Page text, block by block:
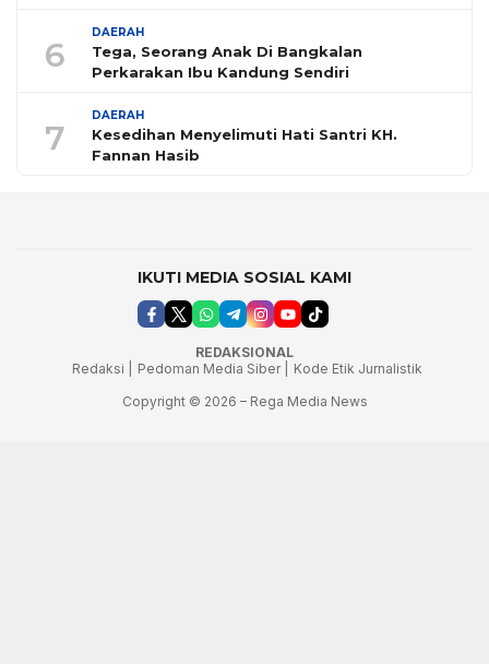
6
DAERAH
Tega, Seorang Anak Di Bangkalan
Perkarakan Ibu Kandung Sendiri
7
DAERAH
Kesedihan Menyelimuti Hati Santri KH.
Fannan Hasib
IKUTI MEDIA SOSIAL KAMI
REDAKSIONAL
Redaksi |
Pedoman Media Siber |
Kode Etik Jurnalistik
Copyright © 2026 – Rega Media News